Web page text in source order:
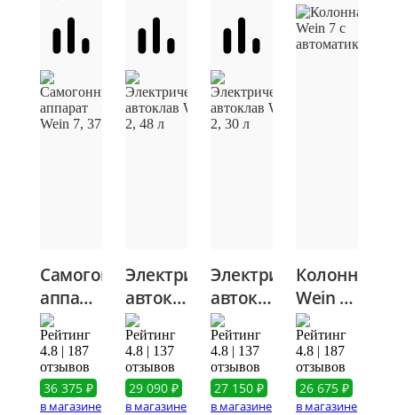
Самогонный
аппарат
Самогонный
аппарат
Wein 7,
37 л
4.8 | 187
отзывов
36 375 ₽
в магазине
Электрический
автоклав
Wein 2,
48 л
4.8 | 137
отзывов
29 090 ₽
в магазине
Электрический
автоклав
Wein 2,
30 л
4.8 | 137
отзывов
27 150 ₽
в магазине
Колонна
Wein 7
с
4.8 | 187
отзывов
26 675 ₽
в магазине